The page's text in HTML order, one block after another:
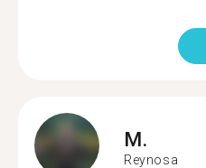
M.
Reynosa